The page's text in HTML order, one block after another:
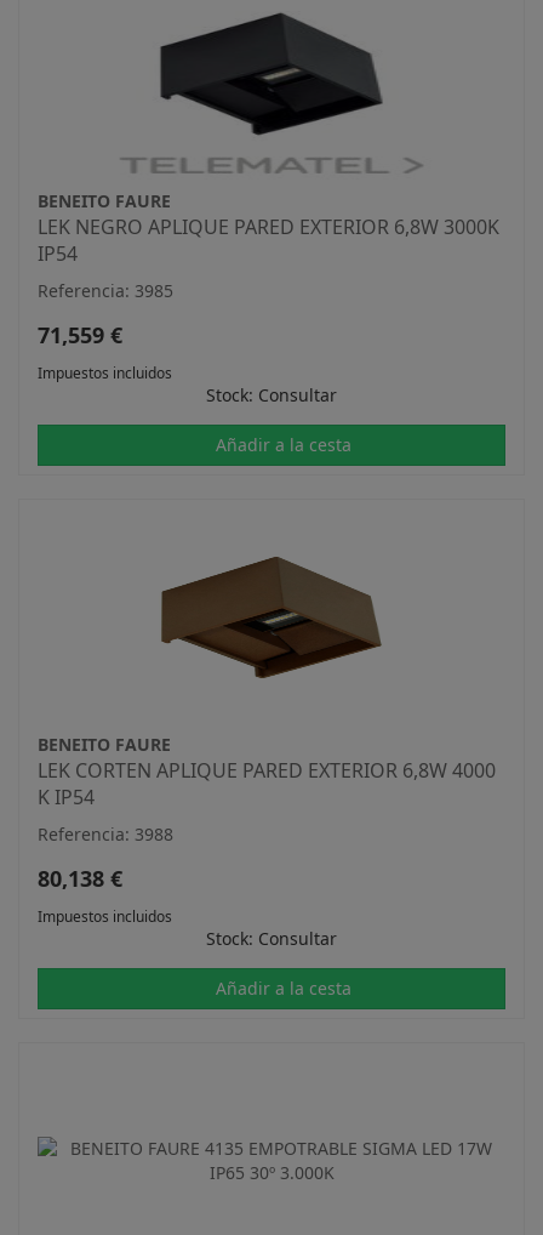
BENEITO FAURE
LEK NEGRO APLIQUE PARED EXTERIOR 6,8W 3000K
IP54
Referencia: 3985
71,559 €
Impuestos incluidos
Stock: Consultar
Añadir a la cesta
BENEITO FAURE
LEK CORTEN APLIQUE PARED EXTERIOR 6,8W 4000
K IP54
Referencia: 3988
80,138 €
Impuestos incluidos
Stock: Consultar
Añadir a la cesta